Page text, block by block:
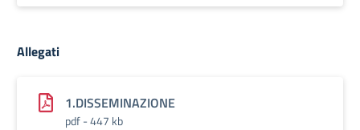
Allegati
1.DISSEMINAZIONE
pdf - 447 kb